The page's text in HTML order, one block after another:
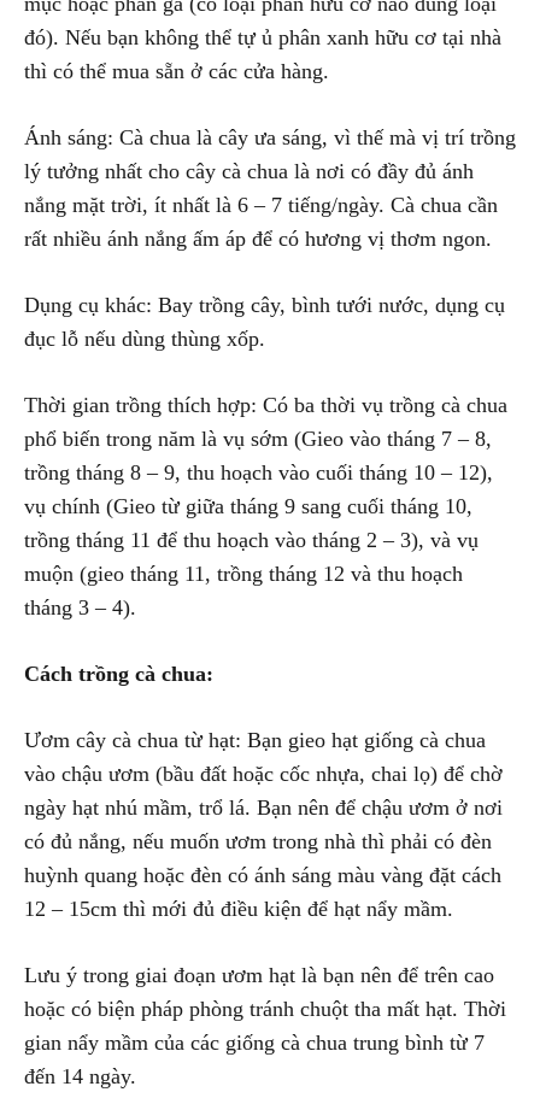
đó). Nếu bạn không thể tự ủ phân xanh hữu cơ tại nhà
thì có thể mua sẵn ở các cửa hàng.
Ánh sáng: Cà chua là cây ưa sáng, vì thế mà vị trí trồng
lý tưởng nhất cho cây cà chua là nơi có đầy đủ ánh
nắng mặt trời, ít nhất là 6 – 7 tiếng/ngày. Cà chua cần
rất nhiều ánh nắng ấm áp để có hương vị thơm ngon.
Dụng cụ khác: Bay trồng cây, bình tưới nước, dụng cụ
đục lỗ nếu dùng thùng xốp.
Thời gian trồng thích hợp: Có ba thời vụ trồng cà chua
phổ biến trong năm là vụ sớm (Gieo vào tháng 7 – 8,
trồng tháng 8 – 9, thu hoạch vào cuối tháng 10 – 12),
vụ chính (Gieo từ giữa tháng 9 sang cuối tháng 10,
trồng tháng 11 để thu hoạch vào tháng 2 – 3), và vụ
muộn (gieo tháng 11, trồng tháng 12 và thu hoạch
tháng 3 – 4).
Cách trồng cà chua:
Ươm cây cà chua từ hạt: Bạn gieo hạt giống cà chua
vào chậu ươm (bầu đất hoặc cốc nhựa, chai lọ) để chờ
ngày hạt nhú mầm, trổ lá. Bạn nên để chậu ươm ở nơi
có đủ nắng, nếu muốn ươm trong nhà thì phải có đèn
huỳnh quang hoặc đèn có ánh sáng màu vàng đặt cách
12 – 15cm thì mới đủ điều kiện để hạt nẩy mầm.
Lưu ý trong giai đoạn ươm hạt là bạn nên để trên cao
hoặc có biện pháp phòng tránh chuột tha mất hạt. Thời
gian nẩy mầm của các giống cà chua trung bình từ 7
đến 14 ngày.